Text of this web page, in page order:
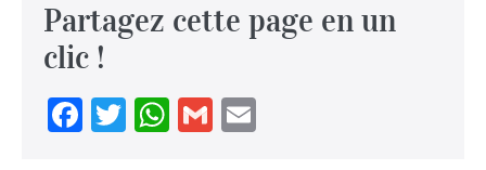
Partagez cette page en un
clic !
F
T
W G